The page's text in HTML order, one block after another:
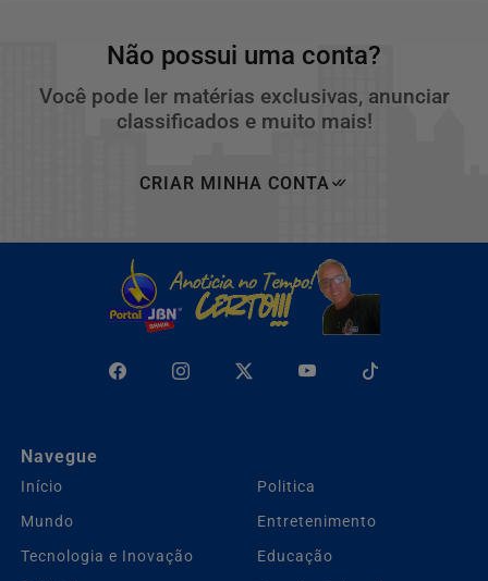
Não possui uma conta?
Você pode ler matérias exclusivas, anunciar
classificados e muito mais!
CRIAR MINHA CONTA
Navegue
Início
Politica
Mundo
Entretenimento
Tecnologia e Inovação
Educação